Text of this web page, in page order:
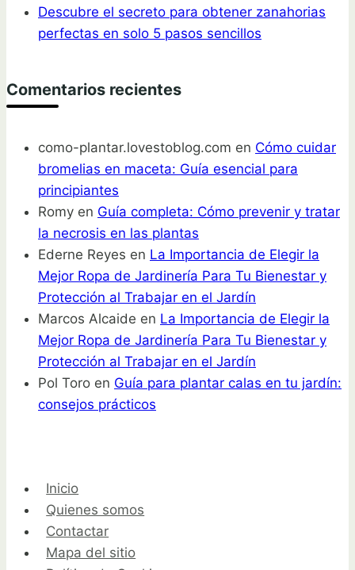
Descubre el secreto para obtener zanahorias
perfectas en solo 5 pasos sencillos
Comentarios recientes
como-plantar.lovestoblog.com en Cómo cuidar
bromelias en maceta: Guía esencial para
principiantes
Romy en Guía completa: Cómo prevenir y tratar
la necrosis en las plantas
Ederne Reyes en La Importancia de Elegir la
Mejor Ropa de Jardinería Para Tu Bienestar y
Protección al Trabajar en el Jardín
Marcos Alcaide en La Importancia de Elegir la
Mejor Ropa de Jardinería Para Tu Bienestar y
Protección al Trabajar en el Jardín
Pol Toro en Guía para plantar calas en tu jardín:
consejos prácticos
Inicio
Quienes somos
Contactar
Mapa del sitio